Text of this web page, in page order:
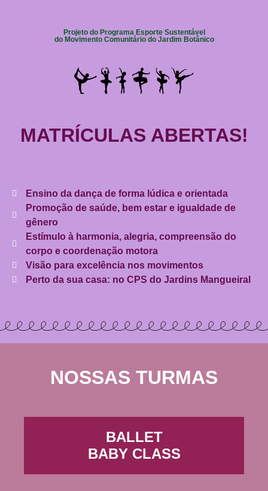
Projeto do Programa Esporte Sustentável
do Movimento Comunitário do Jardim Botânico
MATRÍCULAS ABERTAS!
Ensino da dança de forma lúdica e orientada
Promoção de saúde, bem estar e igualdade de
gênero
Estímulo à harmonia, alegria, compreensão do
corpo e coordenação motora
Visão para excelência nos movimentos
Perto da sua casa: no CPS do Jardins Mangueiral
NOSSAS TURMAS
BALLET
BABY CLASS